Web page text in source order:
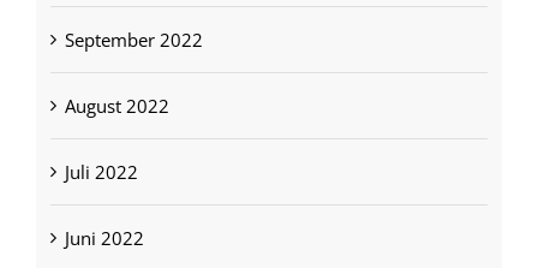
September 2022
August 2022
Juli 2022
Juni 2022